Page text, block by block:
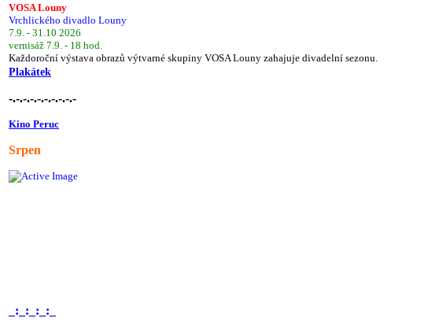
VOSA Louny
Vrchlického divadlo Louny
7.9. - 31.10 2026
vernisáž 7.9. - 18 hod.
Každoroční výstava obrazů výtvarné skupiny VOSA Louny zahajuje divadelní sezonu.
Plakátek
-.-.-.-.-.-.-.-.-.-
Kino Peruc
Srpen
_:_:_:_:_